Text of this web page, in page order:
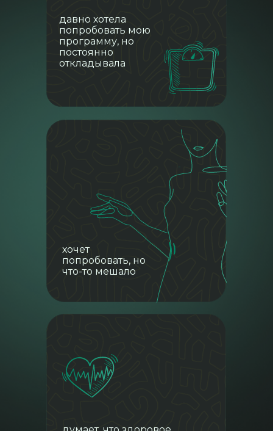
давно хотела
попробовать мою
программу, но
постоянно
откладывала
хочет
попробовать, но
что-то мешало